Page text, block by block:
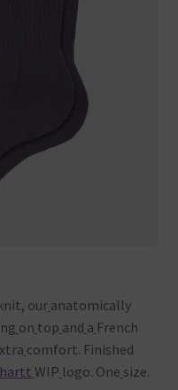
our anatomically
on top and a French
comfort. Finished
WIP logo. One size.